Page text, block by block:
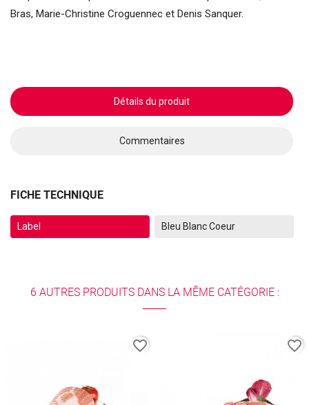
Bras, Marie-Christine Croguennec et Denis Sanquer.
Détails du produit
Commentaires
FICHE TECHNIQUE
Label Bleu Blanc Coeur
6 AUTRES PRODUITS DANS LA MÊME CATÉGORIE :
favorite_border favorite_border